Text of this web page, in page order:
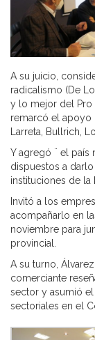
A su juicio,
radicalismo (De
y lo mejor del Pro
remarcó el apoyo
Larreta, Bullrich,
Y agregó ¨ el país
dispuestos a
instituciones de la
Invitó a los
acompañarlo en
noviembre para
provincial.
A su turno,
comerciante
sector y asumió
sectoriales en el